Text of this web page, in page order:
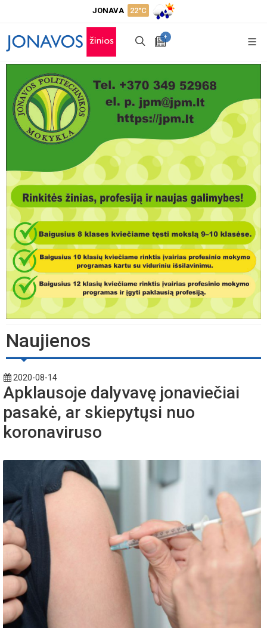
JONAVA 22°C
+
Naujienos
2020-08-14
Apklausoje dalyvavę jonaviečiai
pasakė, ar skiepytųsi nuo
koronaviruso